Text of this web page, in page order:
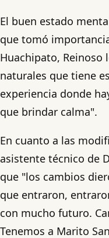
El buen estado
que tomó
Huachipato, Reinoso
naturales que tiene
experiencia donde
que brindar calma".
En cuanto a las
asistente técnico de
que "los cambios
que entraron,
con mucho futuro.
Tenemos a Marito